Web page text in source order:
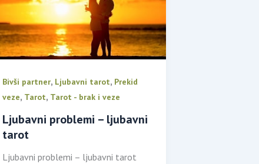
Bivši partner, Ljubavni tarot, Prekid
veze, Tarot, Tarot - brak i veze
Ljubavni problemi – ljubavni
tarot
Ljubavni problemi – ljubavni tarot